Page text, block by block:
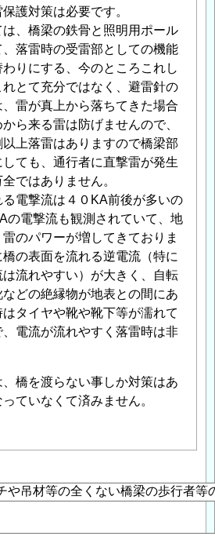
護対策は必要です。
、橋梁の鉄骨と照明用ポール
落雷時の受雷部としての機能
りにする、今のところこれし
とて充分ではなく、避雷針の
雷が真上から落ちてきた場合
ら来る雷は防げませんので、
上落雷はありますので橋梁部
ても、通行者に直撃雷が発生
ではありません。
電撃流は４０KA前後が多いの
の電撃流も観測されていて、地
のパワーが増してきておりま
の表面を流れる逆電流（特に
流れやすい）が大きく、自転
どの絶縁物が地表との間にあ
タイヤや靴や靴下等が濡れて
電流が流れやすく落雷時は非
橋を渡らない事しか対策はあ
ていなくて済みません。